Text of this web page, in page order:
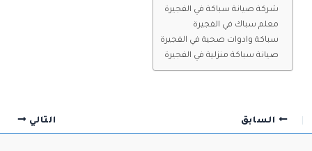
شركة صيانة سباكة في الفجيرة
معلم سباك في الفجيرة
سباكة وادوات صحية في الفجيرة
صيانة سباكة منزلية في الفجيرة
السابق التالي